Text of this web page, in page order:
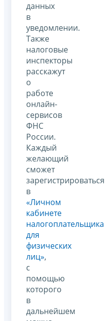
данных
в
уведомлении.
Также
налоговые
инспекторы
расскажут
о
работе
онлайн-
сервисов
ФНС
России.
Каждый
желающий
сможет
зарегистрироваться
в
«Личном
кабинете
налогоплательщика
для
физических
лиц»,
с
помощью
которого
в
дальнейшем